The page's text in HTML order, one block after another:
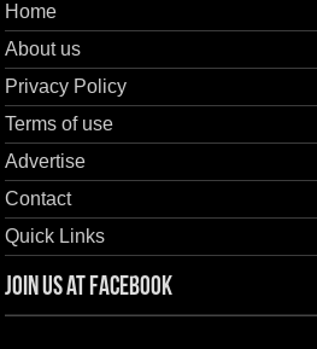
Home
About us
Privacy Policy
Terms of use
Advertise
Contact
Quick Links
Join us at Facebook